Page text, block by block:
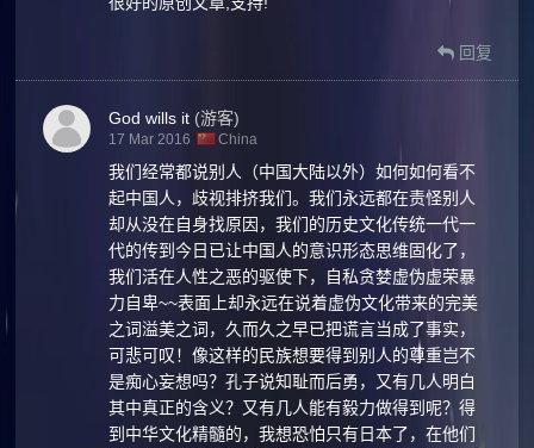
回复
God wills it (游客)
17 Mar 2016 China
我们经常都说别人（中国大陆以外）如何如何看不
起中国人，歧视排挤我们。我们永远都在责怪别人
却从没在自身找原因，我们的历史文化传统一代一
代的传到今日已让中国人的意识形态思维固化了，
我们活在人性之恶的驱使下，自私贪婪虚伪虚荣暴
力自卑~~表面上却永远在说着虚伪文化带来的完美
之词溢美之词，久而久之早已把谎言当成了事实，
可悲可叹！像这样的民族想要得到别人的尊重岂不
是痴心妄想吗？孔子说知耻而后勇，又有几人明白
其中真正的含义？又有几人能有毅力做得到呢？得
到中华文化精髓的，我想恐怕只有日本了，在他们